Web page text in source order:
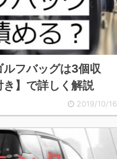
フバッグは3個収
】で詳しく解説
2019/10/16